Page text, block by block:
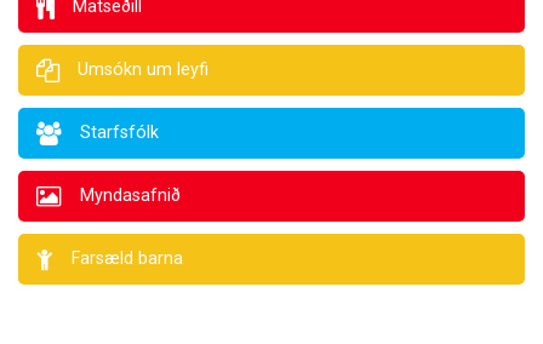
Matseðill
Umsókn um leyfi
Starfsfólk
Myndasafnið
Farsæld barna